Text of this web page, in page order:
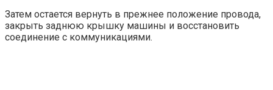
Затем остается вернуть в прежнее положение провода,
закрыть заднюю крышку машины и восстановить
соединение с коммуникациями.